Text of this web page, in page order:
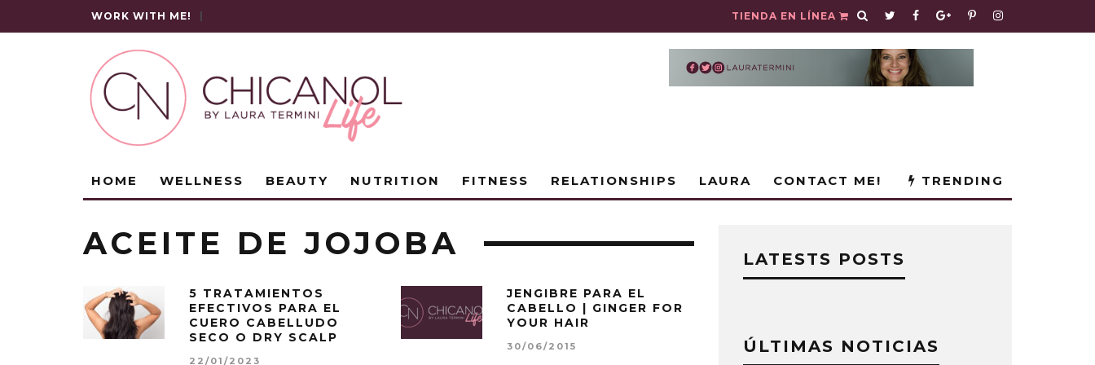
WORK WITH ME! TIENDA EN LÍNEA
HOME WELLNESS BEAUTY NUTRITION FITNESS RELATIONSHIPS LAURA CONTACT ME! TRENDING
ACEITE DE JOJOBA
5 TRATAMIENTOS
EFECTIVOS PARA EL
CUERO CABELLUDO
SECO O DRY SCALP
22/01/2023
JENGIBRE PARA EL
CABELLO | GINGER FOR
YOUR HAIR
30/06/2015
LATESTS POSTS
ÚLTIMAS NOTICIAS